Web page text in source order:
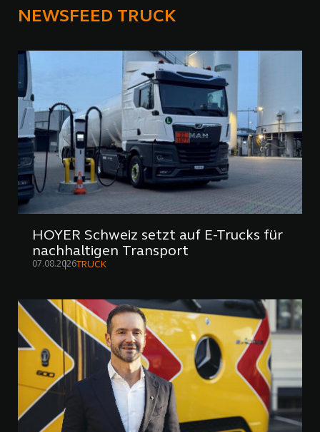
NEWSFEED TRUCK
HOYER Schweiz setzt auf E-Trucks für
nachhaltigen Transport
07.08.2026 TRUCK